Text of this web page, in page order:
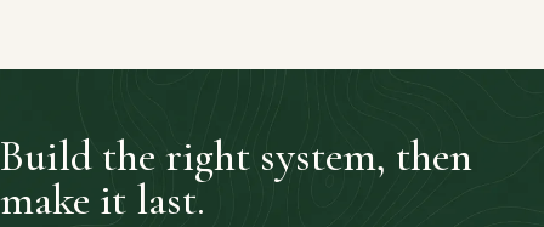
Build the right system, then
make it last.